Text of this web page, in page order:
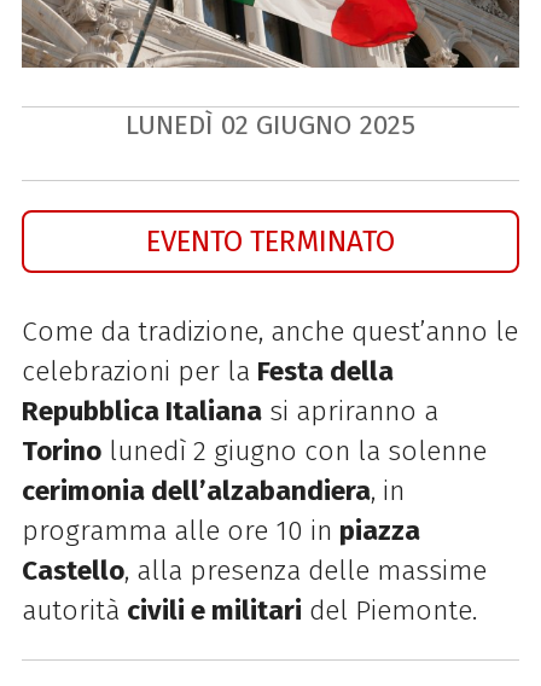
LUNEDÌ 02 GIUGNO 2025
EVENTO TERMINATO
Come da tradizione, anche quest’anno le
celebrazioni per la Festa della
Repubblica Italianasi apriranno a
Torinolunedì 2 giugno con la solenne
cerimonia dell’alzabandiera, in
programma alle ore 10 in piazza
Castello, alla presenza delle massime
autorità civili e militari del Piemonte.